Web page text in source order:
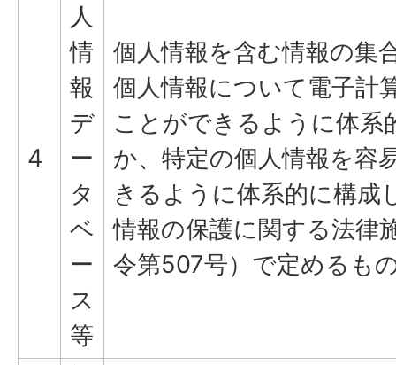
4
人
情
報
デ
ー
タ
ベ
ー
ス
等
個人情報を含む情報の集
個人情報について電子計
ことができるように体系
か、特定の個人情報を容
きるように体系的に構成
情報の保護に関する法律
令第507号）で定めるも